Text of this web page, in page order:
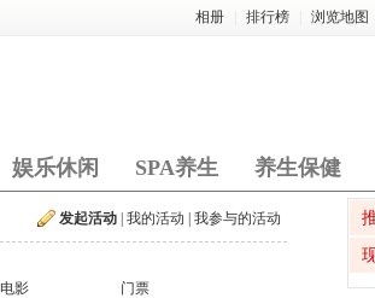
相册 排行榜 浏览地图
娱乐休闲 SPA养生 养生保健
发起活动 我的活动 我参与的活动
电影
门票